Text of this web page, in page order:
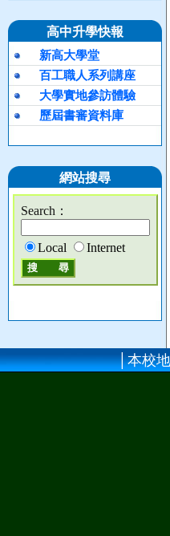
高中升學快報
新高大學堂
百工職人系列講座
大學實地參訪體驗
歷屆書審資料庫
網站搜尋
Search：
Local Internet
│本校